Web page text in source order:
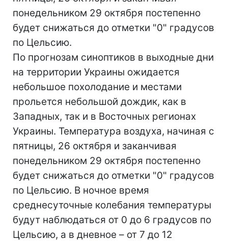
понедельником 29 октября постепенно
будет снижаться до отметки "0" градусов
по Цельсию.
По прогнозам синоптиков в выходные дни
на территории Украины ожидается
небольшое похолодание и местами
прольется небольшой дождик, как в
Западных, так и в Восточных регионах
Украины. Температура воздуха, начиная с
пятницы, 26 октября и заканчивая
понедельником 29 октября постепенно
будет снижаться до отметки "0" градусов
по Цельсию. В ночное время
среднесуточные колебания температуры
будут наблюдаться от 0 до 6 градусов по
Цельсию, а в дневное – от 7 до 12